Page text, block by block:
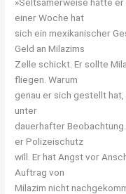
einer Woche hat
sich ein mexikanischer
Geld an Milazims
Zelle schickt. Er sollte
fliegen. Warum
genau er sich gestellt
unter
dauerhafter
er Polizeischutz
will. Er hat Angst vor
Auftrag von
Milazim nicht